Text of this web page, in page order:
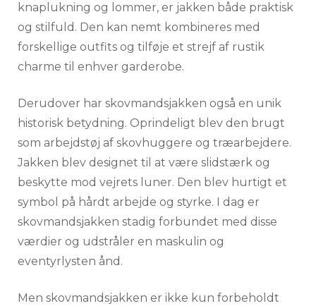
knaplukning og lommer, er jakken både praktisk
og stilfuld. Den kan nemt kombineres med
forskellige outfits og tilføje et strejf af rustik
charme til enhver garderobe.
Derudover har skovmandsjakken også en unik
historisk betydning. Oprindeligt blev den brugt
som arbejdstøj af skovhuggere og træarbejdere.
Jakken blev designet til at være slidstærk og
beskytte mod vejrets luner. Den blev hurtigt et
symbol på hårdt arbejde og styrke. I dag er
skovmandsjakken stadig forbundet med disse
værdier og udstråler en maskulin og
eventyrlysten ånd.
Men skovmandsjakken er ikke kun forbeholdt